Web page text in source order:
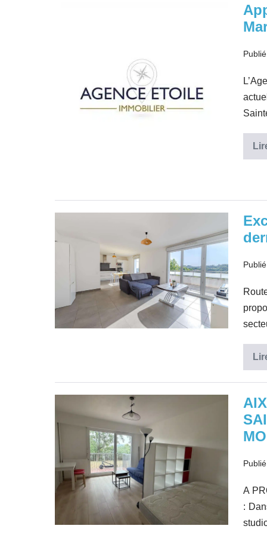
Marseille
dernier
étage,
CENTRE
VILLE
–
QUARTIER
SAINT
JEROME
A
: